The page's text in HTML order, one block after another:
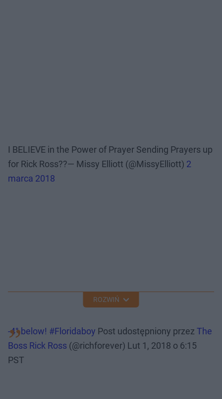
I BELIEVE in the Power of Prayer Sending Prayers up
for Rick Ross??— Missy Elliott (@MissyElliott) 2
marca 2018
ROZWIŃ
-4° below! #Floridaboy Post udostępniony przez The
Boss Rick Ross (@richforever) Lut 1, 2018 o 6:15
PST